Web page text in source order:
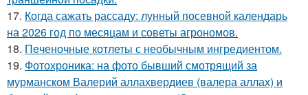
17. Когда сажать рассаду: лунный посевной календарь
на 2026 год по месяцам и советы агрономов.
18. Пeченочные котлеты с необычным ингредиентом.
19. Фотохроника: на фото бывший смотрящий за
мурманском Валерий аллахвердиев (валера аллах) и